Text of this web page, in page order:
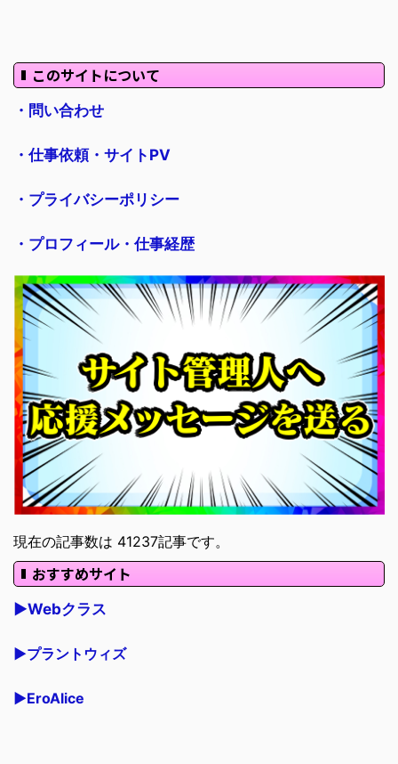
このサイトについて
・問い合わせ
・仕事依頼・サイトPV
・プライバシーポリシー
・プロフィール・仕事経歴
現在の記事数は 41237記事です。
おすすめサイト
▶Webクラス
▶プラントウィズ
▶EroAlice